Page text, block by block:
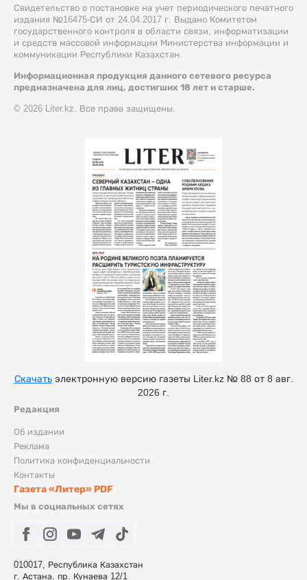
Свидетельство о постановке на учет периодического печатного
издания №16475-СИ от 24.04.2017 г. Выдано Комитетом
государственного контроля в области связи, информатизации
и средств массовой информации Министерства информации и
коммуникации Республики Казахстан.
Информационная продукция данного сетевого ресурса
предназначена для лиц, достигших 18 лет и старше.
© 2026 Liter.kz. Все права защищены.
Редакция
Об издании
Реклама
Политика конфиденциальности
Контакты
Газета «Литер» PDF
Мы в социальных сетях
010017, Республика Казахстан
г. Астана, пр. Кунаева 12/1
Скачатьэлектронную версию газеты Liter.kz № 88 от 8 авг.
2026 г.